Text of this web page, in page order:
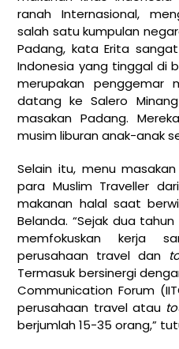
ranah Internasional,
salah satu kumpulan
Padang, kata Erita
Indonesia yang tinggal di
merupakan penggemar
datang ke Salero
masakan Padang.
musim liburan anak-anak
Selain itu, menu
para Muslim Traveller
makanan halal saat
Belanda. “Sejak dua
memfokuskan kerja
perusahaan travel dan
Termasuk bersinergi
Communication Forum
perusahaan travel atau
berjumlah 15-35 orang,”